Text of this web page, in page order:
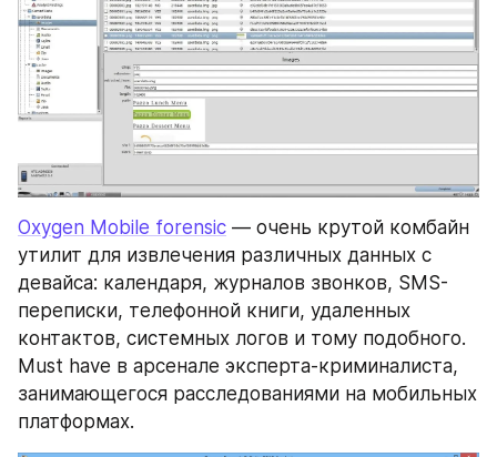
Oxygen Mobile forensic — очень крутой комбайн
утилит для извлечения различных данных с
девайса: календаря, журналов звонков, SMS-
переписки, телефонной книги, удаленных
контактов, системных логов и тому подобного.
Must have в арсенале эксперта-криминалиста,
занимающегося расследованиями на мобильных
платформах.